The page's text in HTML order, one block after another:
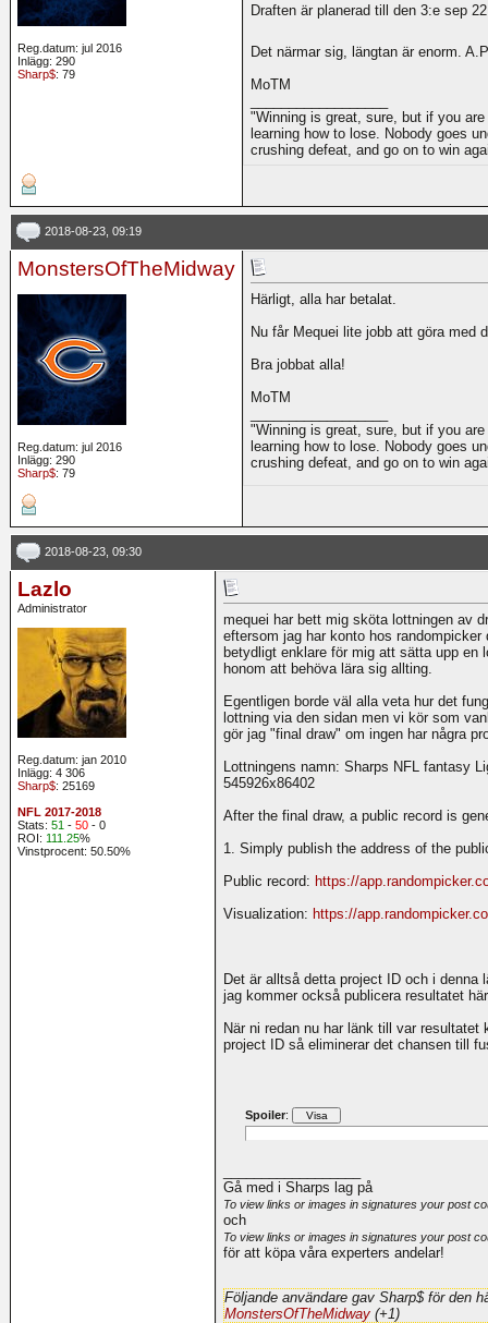
Reg.datum: jul 2016
Inlägg: 290
Sharp$: 79
Draften är planerad till den 3:e sep
Det närmar sig, längtan är enorm.
MoTM
"Winning is great, sure, but if you
learning how to lose. Nobody goes
crushing defeat, and go on to win
2018-08-23, 09:19
MonstersOfTheMidway
Reg.datum: jul 2016
Inlägg: 290
Sharp$: 79
Härligt, alla har betalat.
Nu får Mequei lite jobb att göra med
Bra jobbat alla!
MoTM
"Winning is great, sure, but if you
learning how to lose. Nobody goes
crushing defeat, and go on to win
2018-08-23, 09:30
Lazlo
Administrator
Reg.datum: jan 2010
Inlägg: 4 306
Sharp$: 25169
NFL 2017-2018
Stats: 51 - 50 - 0
ROI: 111.25%
Vinstprocent: 50.50%
mequei har bett mig sköta lottningen av
eftersom jag har konto hos
betydligt enklare för mig att sätta upp en
honom att behöva lära sig allting.
Egentligen borde väl alla veta hur det
lottning via den sidan men vi kör som
gör jag "final draw" om ingen har några
Lottningens namn: Sharps NFL fantasy
545926x86402
After the final draw, a public record is
1. Simply publish the address of the
Public record: https://
Visualization: https://
Det är alltså detta project ID och i denna
jag kommer också publicera resultatet
När ni redan nu har länk till var
project ID så eliminerar det chansen till
Spoiler:
Gå med i Sharps lag på
To view links or images in signatures your post
och
To view links or images in signatures your post
för att köpa våra experters andelar!
Följande användare gav Sharp$ för den
MonstersOfTheMidway (+1)